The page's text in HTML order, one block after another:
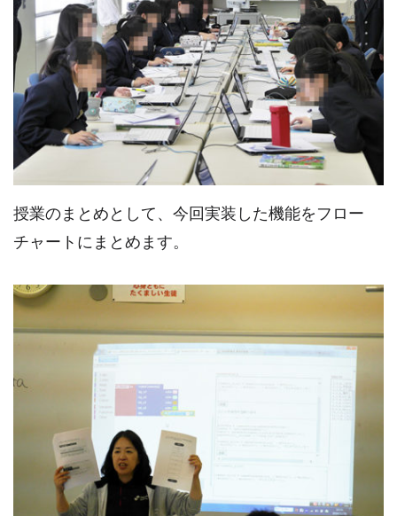
授業のまとめとして、今回実装した機能をフロー
チャートにまとめます。